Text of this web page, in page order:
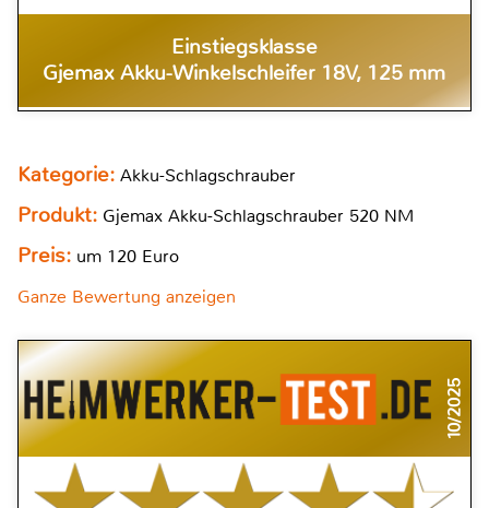
Einstiegsklasse
Gjemax Akku-Winkelschleifer 18V, 125 mm
Kategorie: Akku-Schlagschrauber
Produkt: Gjemax Akku-Schlagschrauber 520 NM
Preis: um 120 Euro
Ganze Bewertung anzeigen
10/2025